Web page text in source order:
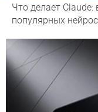
Что делает
популярных